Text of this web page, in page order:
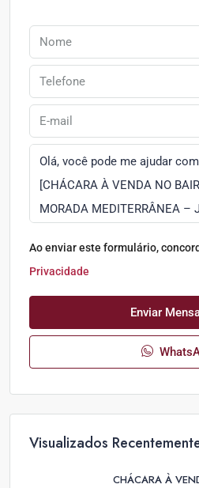
Ao enviar este formulário,
Privacidade
Enviar
Visualizados
CHÁCARA À